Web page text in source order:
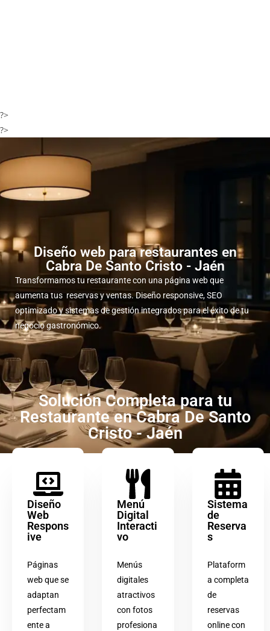
?>
?>
Diseño web para restaurantes en
Cabra De Santo Cristo - Jaén
Transformamos tu restaurante con una página web que
aumenta tus reservas y ventas. Diseño responsive, SEO
optimizado y sistemas de gestión integrados para el éxito de tu
negocio gastronómico.
Solución Completa para tu
Restaurante en Cabra De Santo
Cristo - Jaén
Diseño
Web
Respons
ive
Páginas
web que se
adaptan
perfectam
ente a
Menú
Digital
Interacti
vo
Menús
digitales
atractivos
con fotos
profesiona
Sistema
de
Reserva
s
Plataform
a completa
de
reservas
online con